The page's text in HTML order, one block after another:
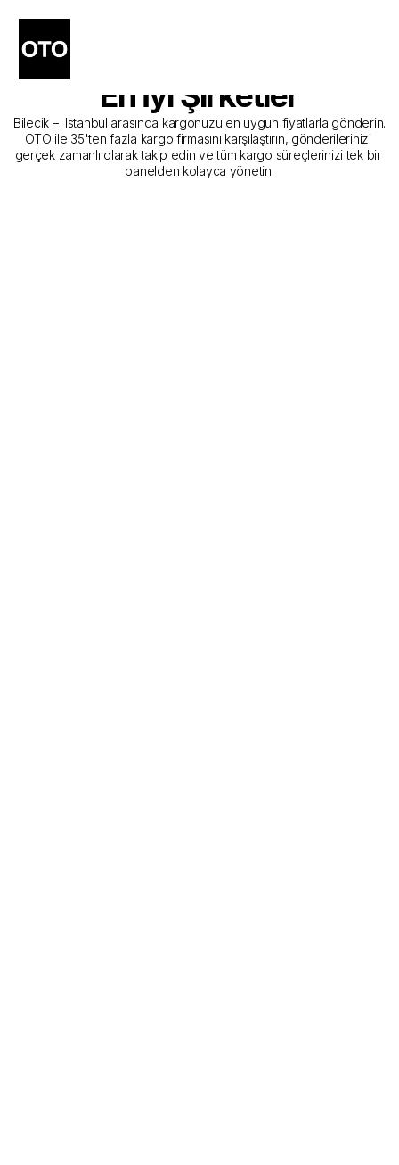
Bilecik - Istanbul Kargo
Gönderim Hizmeti Sunan
En İyi Şirketler
Bilecik –  Istanbul arasında kargonuzu en uygun fiyatlarla gönderin.
OTO ile 35'ten fazla kargo firmasını karşılaştırın, gönderilerinizi
gerçek zamanlı olarak takip edin ve tüm kargo süreçlerinizi tek bir
panelden kolayca yönetin.